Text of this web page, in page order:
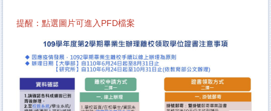
提醒：點選圖片可進入PFD檔案